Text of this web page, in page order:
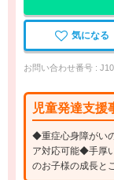
気になる
お問い合わせ番号 :
児童発達支援
◆重症心身障がい
ア対応可能◆手厚
のお子様の成長と